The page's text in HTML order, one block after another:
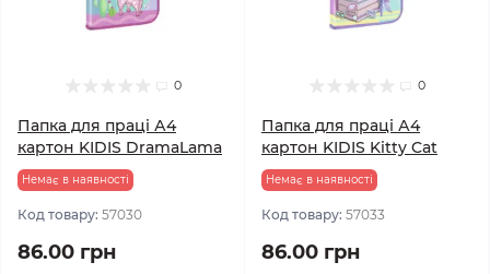
0
Папка для праці А4
картон KIDIS DramaLama
Немає в наявності
Код товару: 57030
86.00 грн
0
Папка для праці А4
картон KIDIS Kitty Cat
Немає в наявності
Код товару: 57033
86.00 грн